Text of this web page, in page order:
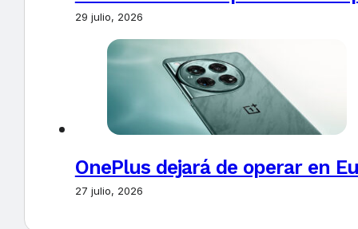
29 julio, 2026
OnePlus dejará de operar en
27 julio, 2026